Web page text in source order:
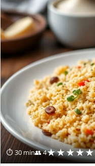
⏱ 30 min👥 4★★★★★